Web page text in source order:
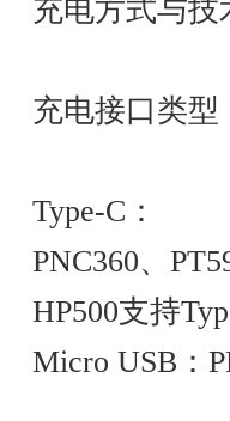
充电方式与技
充电接口类型‌
Type-C‌：
PNC360、
HP500支持
Micro USB‌：